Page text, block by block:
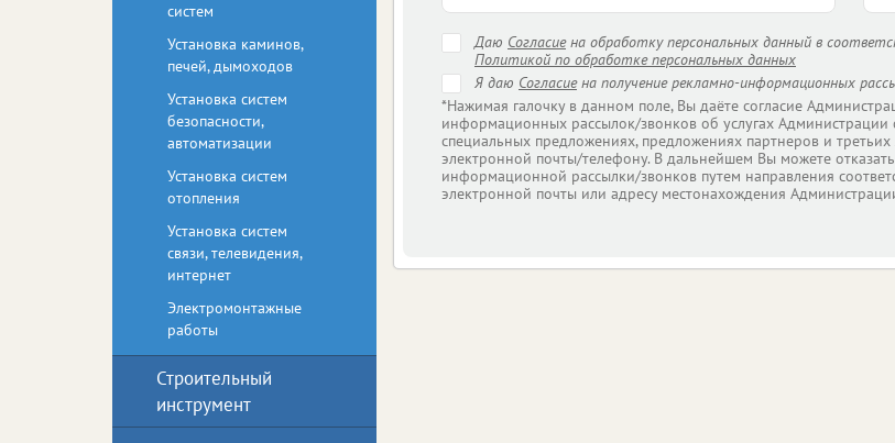
Даю Согласиена обработку персональных данный в
Политикой по обработке персональных данных
Я даю Согласиена получение рекламно-информационных
*Нажимая галочку в данном поле, Вы даёте согласие
информационных рассылок/звонков об услугах
специальных предложениях, предложениях партнеров и
электронной почты/телефону. В дальнейшем Вы можете
информационной рассылки/звонков путем направления
электронной почты или адресу местонахождения
систем
Установка каминов,
печей, дымоходов
Установка систем
безопасности,
автоматизации
Установка систем
отопления
Установка систем
связи, телевидения,
интернет
Электромонтажные
работы
Строительный
инструмент